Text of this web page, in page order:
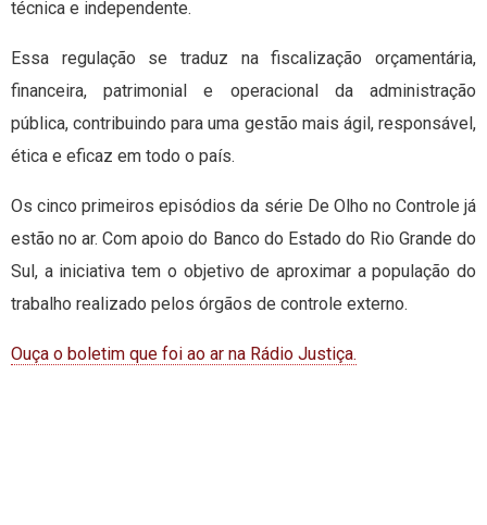
técnica e independente.
Essa regulação se traduz na fiscalização orçamentária,
financeira, patrimonial e operacional da administração
pública, contribuindo para uma gestão mais ágil, responsável,
ética e eficaz em todo o país.
Os cinco primeiros episódios da série De Olho no Controle já
estão no ar. Com apoio do Banco do Estado do Rio Grande do
Sul, a iniciativa tem o objetivo de aproximar a população do
trabalho realizado pelos órgãos de controle externo.
Ouça o boletim que foi ao ar na Rádio Justiça.